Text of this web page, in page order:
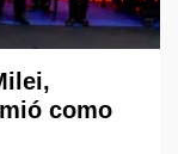
como